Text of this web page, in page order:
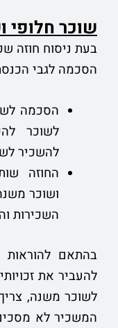
שוכר חלופי
בעת ניסוח חוזה
הסכמה לגבי
הסכמה
לשוכר
להשכיר
החוזה
השכירות
להעביר את
לשוכר משנה,
המשכיר לא